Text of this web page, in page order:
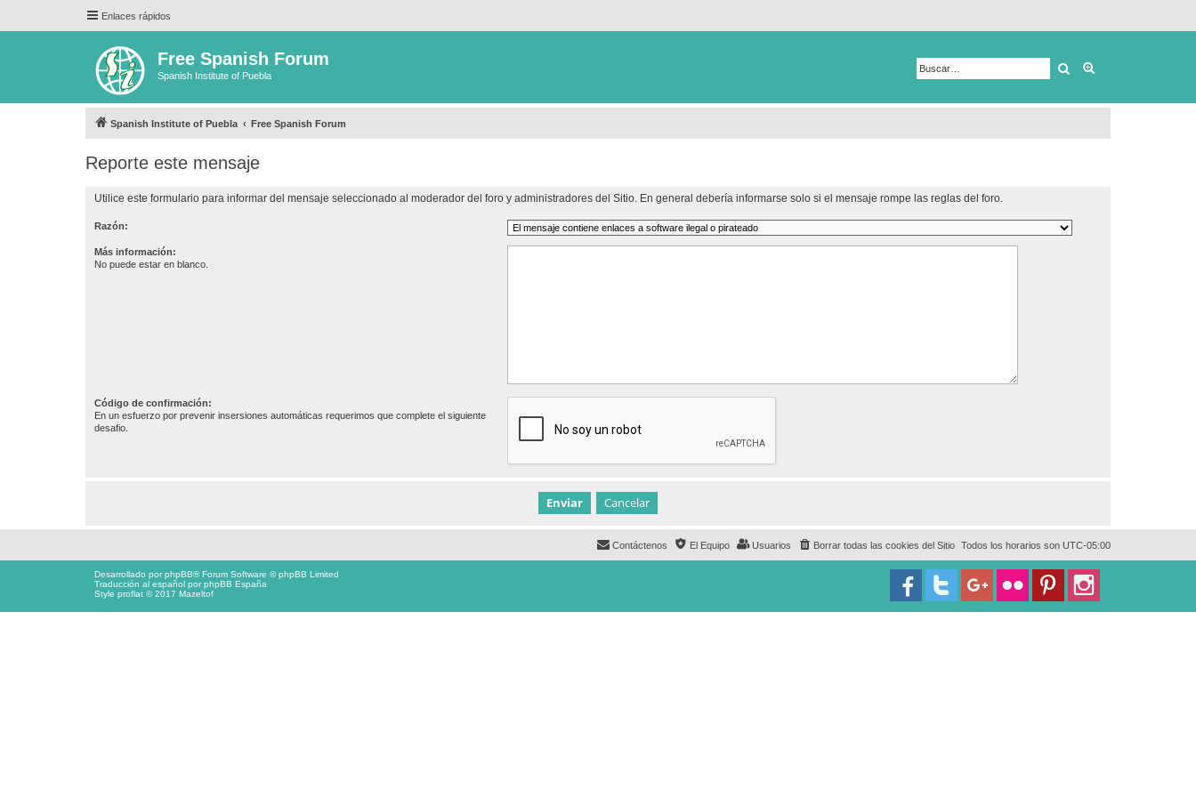
Enlaces rápidos
Free Spanish Forum
Spanish Institute of Puebla Buscar
Spanish Institute of Puebla Free Spanish Forum
Reporte este mensaje
Utilice este formulario para informar del mensaje seleccionado al moderador del foro y administradores del Sitio. En general debería informarse solo si el mensaje rompe las reglas del foro.
Razón:
Más información:
No puede estar en blanco.
Código de confirmación:
En un esfuerzo por prevenir insersiones automáticas requerimos que complete el siguiente
desafio.
Todos los horarios son UTC-05:00
Borrar todas las cookies del Sitio
Usuarios
El Equipo
Contáctenos
Desarrollado porphpBB® Forum Software © phpBB Limited
Traducción al español porphpBB España
Style proflat © 2017 Mazeltof